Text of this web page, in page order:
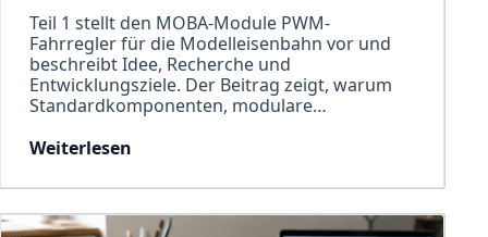
Teil 1 stellt den MOBA-Module PWM-
Fahrregler für die Modelleisenbahn vor und
beschreibt Idee, Recherche und
Entwicklungsziele. Der Beitrag zeigt, warum
Standardkomponenten, modulare…
Weiterlesen